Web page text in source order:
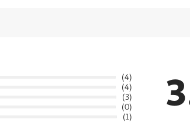
(4)
(4)
(3)
(0)
(1)